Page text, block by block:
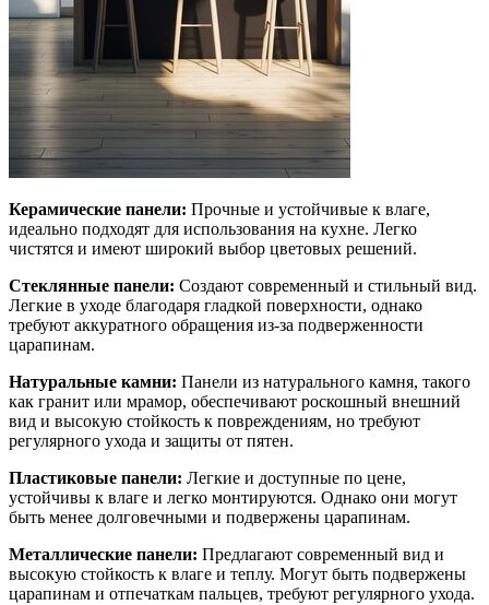
Керамические панели: Прочные и устойчивые к влаге,
идеально подходят для использования на кухне. Легко
чистятся и имеют широкий выбор цветовых решений.
Стеклянные панели: Создают современный и стильный вид.
Легкие в уходе благодаря гладкой поверхности, однако
требуют аккуратного обращения из-за подверженности
царапинам.
Натуральные камни: Панели из натурального камня, такого
как гранит или мрамор, обеспечивают роскошный внешний
вид и высокую стойкость к повреждениям, но требуют
регулярного ухода и защиты от пятен.
Пластиковые панели: Легкие и доступные по цене,
устойчивы к влаге и легко монтируются. Однако они могут
быть менее долговечными и подвержены царапинам.
Металлические панели: Предлагают современный вид и
высокую стойкость к влаге и теплу. Могут быть подвержены
царапинам и отпечаткам пальцев, требуют регулярного ухода.